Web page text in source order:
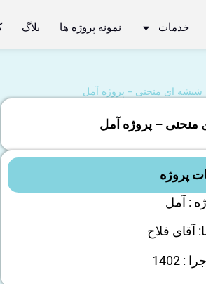
خدمات نمونه پروژه ها بلاگ
شیشه ای منحنی – پروژه آمل
منحنی – پروژه آمل
پروژه
: آمل
آقای فلاح
1402